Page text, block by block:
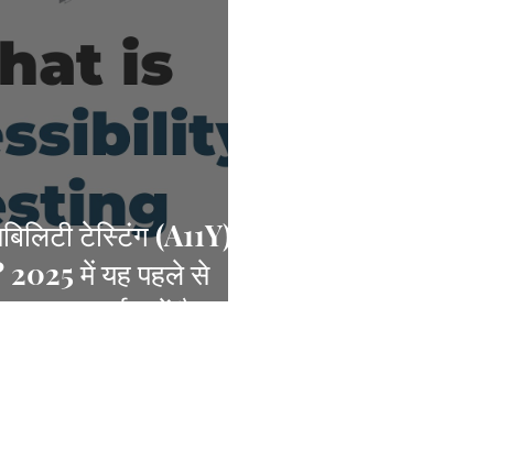
टेस्टिंग (A11Y)
2025 में यह पहले से
महत्वपूर्ण क्यों है